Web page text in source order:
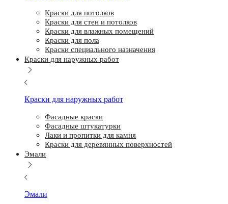
Краски для потолков
Краски для стен и потолков
Краски для влажных помещений
Краски для пола
Краски специального назначения
Краски для наружных работ
Краски для наружных работ
Фасадные краски
Фасадные штукатурки
Лаки и пропитки для камня
Краски для деревянных поверхностей
Эмали
Эмали